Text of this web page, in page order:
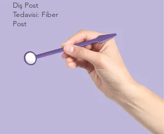
Diş Post
Tedavisi: Fiber
Post